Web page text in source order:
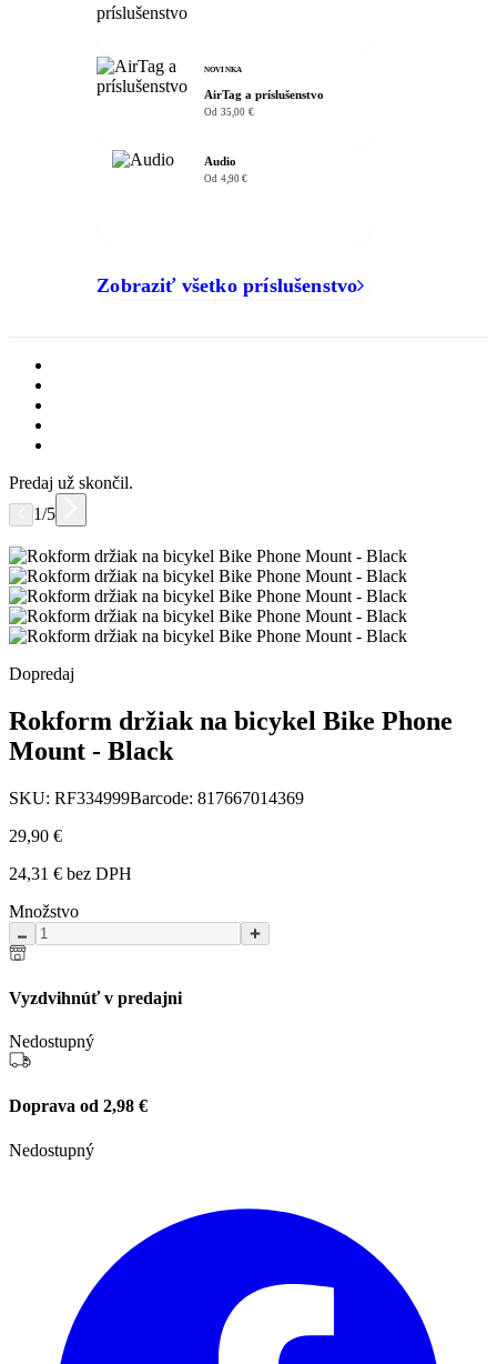
NOVINKA
AirTag a príslušenstvo
Od 35,00 €
Audio
Od 4,90 €
Zobraziť všetko príslušenstvo
Predaj už skončil.
1/5
Dopredaj
Rokform držiak na bicykel Bike Phone
Mount - Black
SKU: RF334999Barcode: 817667014369
29,90 €
24,31 € bez DPH
Množstvo
Vyzdvihnúť v predajni
Nedostupný
Doprava od 2,98 €
Nedostupný